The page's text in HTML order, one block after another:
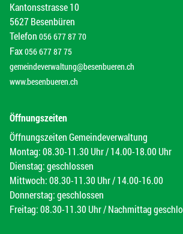
Kantonsstrasse 10
5627 Besenbüren
Telefon 056 677 87 70
Fax056 677 87 75
gemeindeverwaltung@besenbueren.ch
www.besenbueren.ch
Öffnungszeiten
Öffnungszeiten Gemeindeverwaltung
Montag: 08.30-11.30 Uhr / 14.00-18.00 Uhr
Dienstag: geschlossen
Mittwoch: 08.30-11.30 Uhr / 14.00-16.00
Donnerstag: geschlossen
Freitag: 08.30-11.30 Uhr / Nachmittag